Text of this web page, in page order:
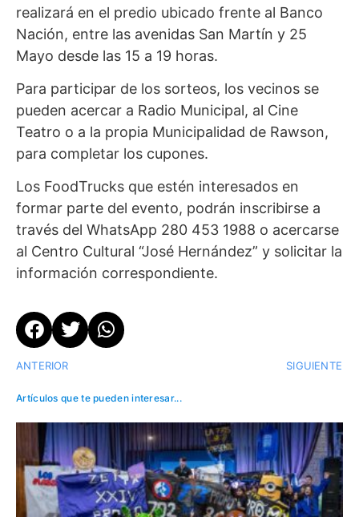
realizará en el predio ubicado frente al Banco
Nación, entre las avenidas San Martín y 25
Mayo desde las 15 a 19 horas.
Para participar de los sorteos, los vecinos se
pueden acercar a Radio Municipal, al Cine
Teatro o a la propia Municipalidad de Rawson,
para completar los cupones.
Los FoodTrucks que estén interesados en
formar parte del evento, podrán inscribirse a
través del WhatsApp 280 453 1988 o acercarse
al Centro Cultural “José Hernández” y solicitar la
información correspondiente.
ANTERIOR SIGUIENTE
Artículos que te pueden interesar...